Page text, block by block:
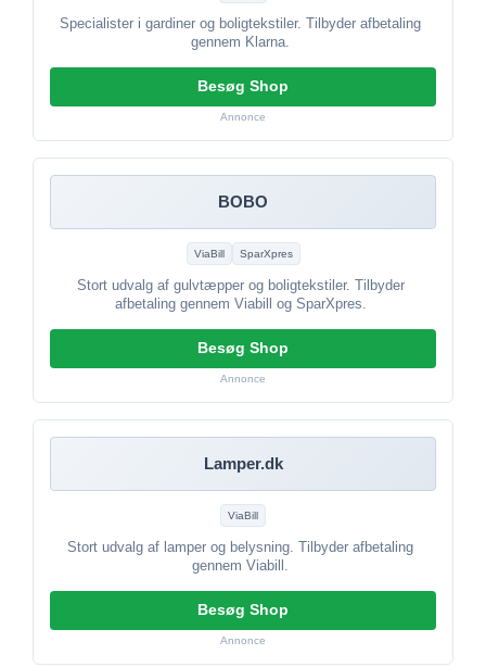
Specialister i gardiner og boligtekstiler. Tilbyder afbetaling
gennem Klarna.
Besøg Shop
Annonce
BOBO
ViaBill SparXpres
Stort udvalg af gulvtæpper og boligtekstiler. Tilbyder
afbetaling gennem Viabill og SparXpres.
Besøg Shop
Annonce
Lamper.dk
ViaBill
Stort udvalg af lamper og belysning. Tilbyder afbetaling
gennem Viabill.
Besøg Shop
Annonce